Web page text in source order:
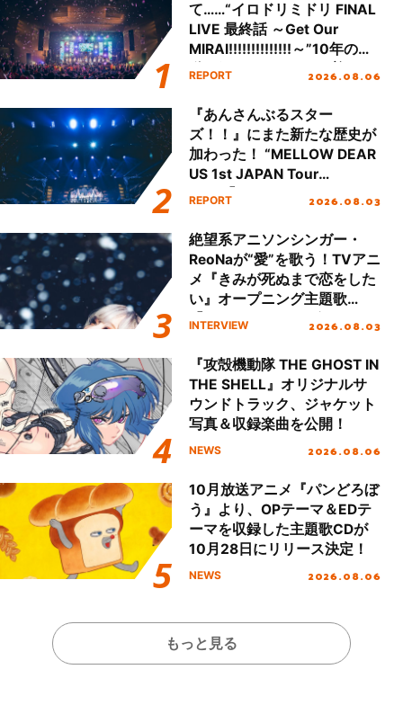
て……“イロドリミドリ FINAL
LIVE 最終話 ～Get Our
MIRAI!!!!!!!!!!!!!!～”10年の活
動を経てファイナルを迎える
REPORT 2026.08.06
『あんさんぶるスター
ズ！！』にまた新たな歴史が
加わった！ “MELLOW DEAR
US 1st JAPAN Tour
Final「NICE to meet YOU
ート!!
REPORT 2026.08.03
絶望系アニソンシンガー・
ReoNaが“愛”を歌う！TVアニ
メ『きみが死ぬまで恋をした
い』オープニング主題歌
「Amore」インタビュー
INTERVIEW 2026.08.03
『攻殻機動隊 THE GHOST IN
THE SHELL』オリジナルサ
ウンドトラック、ジャケット
写真＆収録楽曲を公開！
NEWS 2026.08.06
10月放送アニメ『パンどろぼ
う』より、OPテーマ＆EDテ
ーマを収録した主題歌CDが
10月28日にリリース決定！
NEWS 2026.08.06
もっと見る